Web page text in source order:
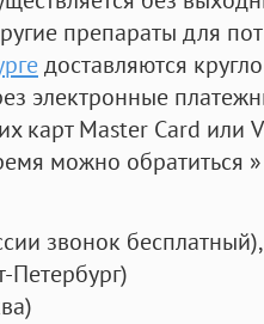
препараты для
доставляются
электронные
карт Master Card или
можно обратиться
звонок бесплатный),
Петербург)